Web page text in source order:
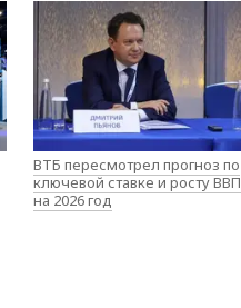
ВТБ пересмотрел прогноз по
ключевой ставке и росту ВВП
на 2026 год